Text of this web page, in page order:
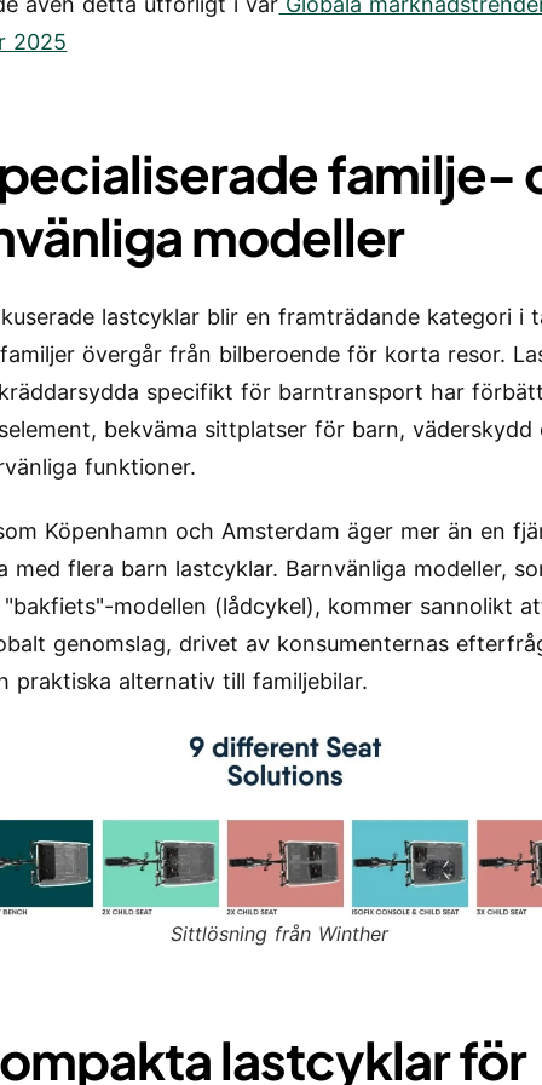
2025
familje-
modeller
lastcyklar blir en framträdande kategori i
övergår från bilberoende för korta resor.
specifikt för barntransport har
bekväma sittplatser för barn, väderskydd
funktioner.
Köpenhamn och Amsterdam äger mer än en
med flera barn lastcyklar. Barnvänliga modeller,
"bakfiets"-modellen (lådcykel), kommer sannolikt
genomslag, drivet av konsumenternas
praktiska alternativ till familjebilar.
Sittlösning från Winther
lastcyklar för